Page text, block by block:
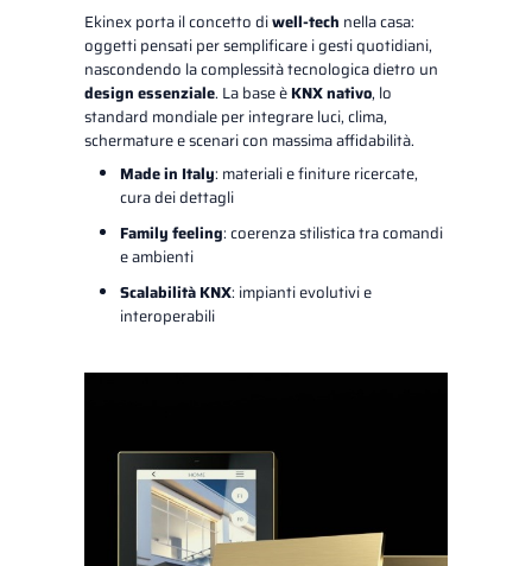
Ekinex porta il concetto diwell-tech nella casa:
oggetti pensati per semplificare i gesti quotidiani,
nascondendo la complessità tecnologica dietro un
design essenziale. La base èKNX nativo, lo
standard mondiale per integrare luci, clima,
schermature e scenari con massima affidabilità.
Made in Italy: materiali e finiture ricercate,
cura dei dettagli
Family feeling: coerenza stilistica tra comandi
e ambienti
Scalabilità KNX: impianti evolutivi e
interoperabili